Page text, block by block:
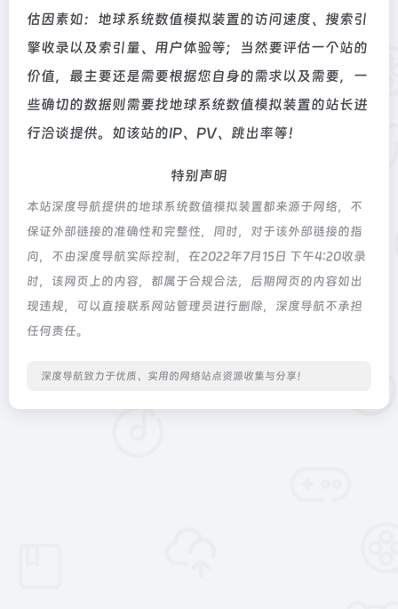
估因素如：地球系统数值模拟装置的访问速度、搜索引
擎收录以及索引量、用户体验等；当然要评估一个站的
价值，最主要还是需要根据您自身的需求以及需要，一
些确切的数据则需要找地球系统数值模拟装置的站长进
行洽谈提供。如该站的IP、PV、跳出率等！
特别声明
本站深度导航提供的地球系统数值模拟装置都来源于网络，不
保证外部链接的准确性和完整性，同时，对于该外部链接的指
向，不由深度导航实际控制，在2022年7月15日 下午4:20收录
时，该网页上的内容，都属于合规合法，后期网页的内容如出
现违规，可以直接联系网站管理员进行删除，深度导航不承担
任何责任。
深度导航致力于优质、实用的网络站点资源收集与分享！